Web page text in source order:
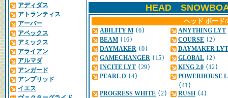
アディダス
アトランティス
アーバー
アペックス
アミックス
アライアン
アルマダ
アンガード
アンプリッド
イエス
HEAD
ヘッド ボード
ABILITY M (6) ANYTHING LYT
BEAM ( 16) COURSE (2)
DAYMAKER (0)
DAYMAKER LYT
GAMECHANGER ( 15) GLOBAL (2)
INCITE LYT (29) KING 2.0 ( 12)
PEARL D (4)
POWERHOUSE
(41)
PROGRESS WHITE (2) RUSH (4)